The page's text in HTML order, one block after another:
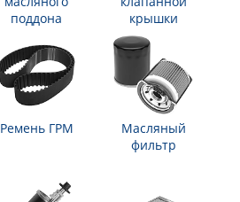
поддона
крышки
Ремень ГРМ
Масляный
фильтр